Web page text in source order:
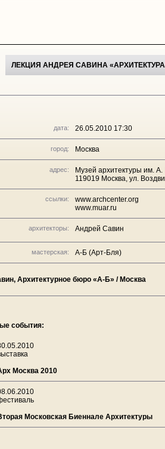
ЛЕКЦИЯ АНДРЕЯ САВИНА
дата: 26.05.2010 17:30
город: Москва
адрес:
Музей архитектуры им.
119019 Москва, ул.
ссылки:
www.archcenter.org
www.muar.ru
архитекторы: Андрей Савин
мастерская: А-Б (Арт-Бля)
Архитектурное бюро «А-Б» / Москва
события:
Москва 2010
Московская Биеннале Архитектуры